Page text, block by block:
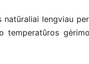
natūraliai lengviau
temperatūros